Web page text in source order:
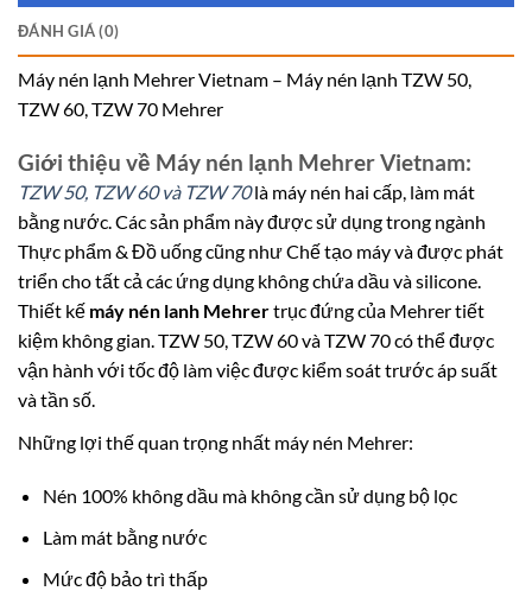
ĐÁNH GIÁ (0)
Máy nén lạnh Mehrer Vietnam – Máy nén lạnh TZW 50,
TZW 60, TZW 70 Mehrer
Giới thiệu về Máy nén lạnh Mehrer Vietnam:
TZW 50, TZW 60 và TZW 70là máy nén hai cấp, làm mát
bằng nước. Các sản phẩm này được sử dụng trong ngành
Thực phẩm & Đồ uống cũng như Chế tạo máy và được phát
triển cho tất cả các ứng dụng không chứa dầu và silicone.
Thiết kế máy nén lanh Mehrertrục đứng của Mehrer tiết
kiệm không gian. TZW 50, TZW 60 và TZW 70 có thể được
vận hành với tốc độ làm việc được kiểm soát trước áp suất
và tần số.
Những lợi thế quan trọng nhất máy nén Mehrer:
Nén 100% không dầu mà không cần sử dụng bộ lọc
Làm mát bằng nước
Mức độ bảo trì thấp